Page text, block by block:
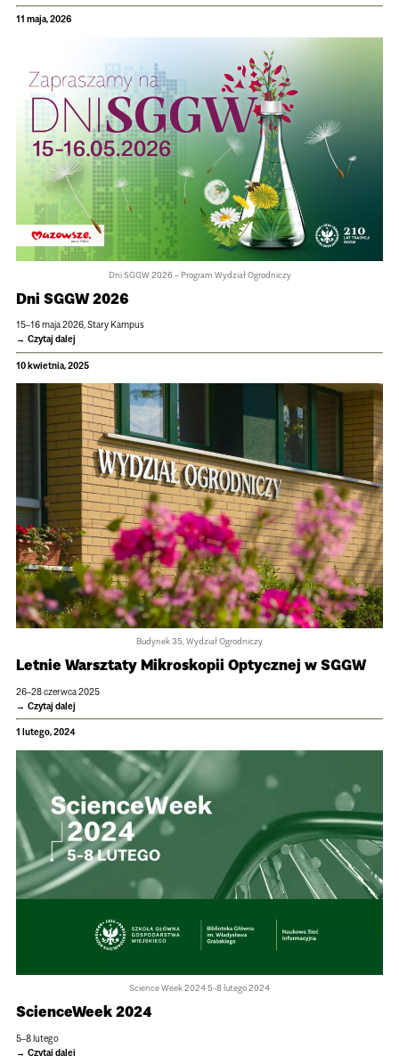
11 maja, 2026
Dni SGGW 2026 – Pro­gram Wydział Ogrod­ni­czy
Dni SGGW 2026
15–16 maja 2026, Stary Kam­pus
Czytaj dalej
10 kwietnia, 2025
Budynek 35, Wydział Ogrodniczy
Let­nie Warsz­taty Mikro­sko­pii Optycz­nej w SGGW
26–28 czerwca 2025
Czytaj dalej
1 lutego, 2024
Science Week 2024 5-8 lutego 2024
Scien­ce­Week 2024
5–8 lutego
Czytaj dalej